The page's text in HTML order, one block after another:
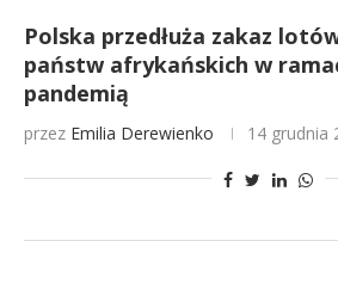
Polska przedłuża zakaz
państw afrykańskich w
pandemią
przez Emilia Derewienko 14 grudnia